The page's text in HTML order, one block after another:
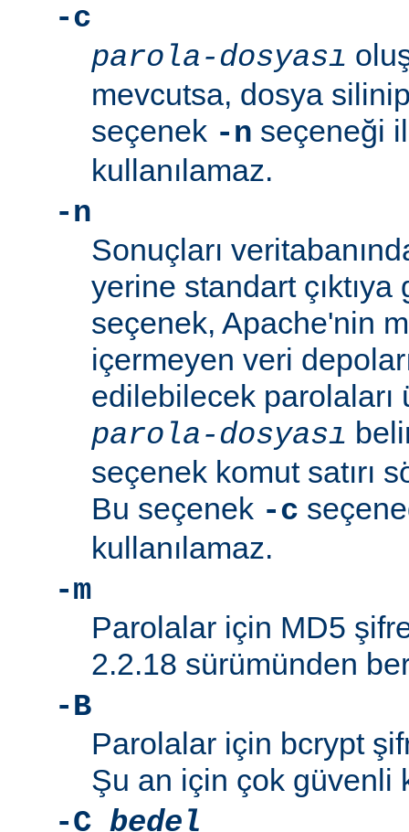
-c
parola-dosyası
mevcutsa, dosya
seçenek -n seçeneği
kullanılamaz.
-n
Sonuçları
yerine standart çıktıya
seçenek, Apache'nin
içermeyen veri
edilebilecek parolaları
parola-dosyası
seçenek komut satırı
Bu seçenek -c
kullanılamaz.
-m
Parolalar için MD5
2.2.18 sürümünden
-B
Parolalar için bcrypt
Şu an için çok güvenli
-C bedel